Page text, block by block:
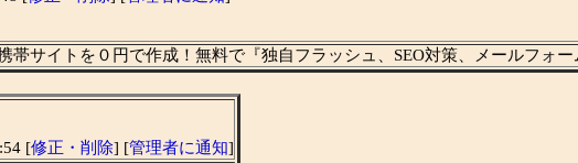
帯サイトを０円で作成！無料で『独自フラッシュ、SEO対策、メールフォ
[修正・削除] [管理者に通知]